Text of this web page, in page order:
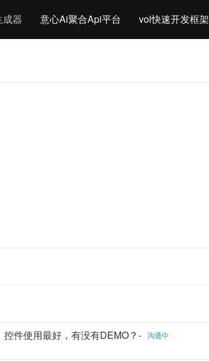
成器 意心Ai聚合Api平台 vol快速开发框架
件使用最好，有没有DEMO？- 沟通中